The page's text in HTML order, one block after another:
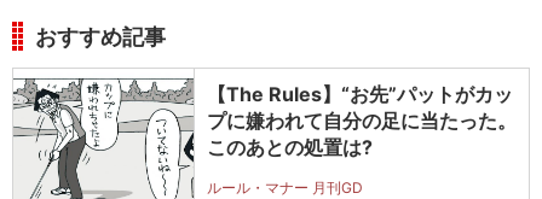
おすすめ記事
【The Rules】“お先”パットがカッ
プに嫌われて自分の足に当たった。
このあとの処置は?
ルール・マナー 月刊GD